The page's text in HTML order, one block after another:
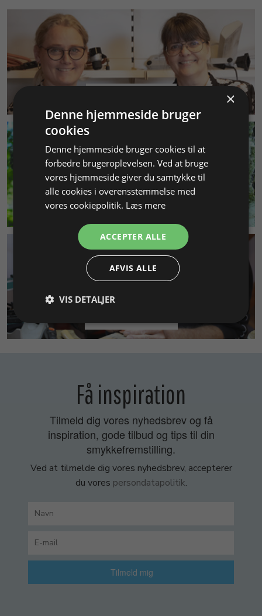
MILJØ & BÆREDYGTIGHED
Få inspiration
Tilmeld dig vores nyhedsbrev og få
inspiration, gode tilbud og tips til din
smykkefremstilling.
Ved at tilmelde dig vores nyhedsbrev, accepterer
du vores persondatapolitik.
Tilmeld mig
×
Denne hjemmeside bruger
cookies
Denne hjemmeside bruger cookies til at
forbedre brugeroplevelsen. Ved at bruge
vores hjemmeside giver du samtykke til
alle cookies i overensstemmelse med
vores cookiepolitik. Læs mere
ACCEPTER ALLE
AFVIS ALLE
VIS DETALJER